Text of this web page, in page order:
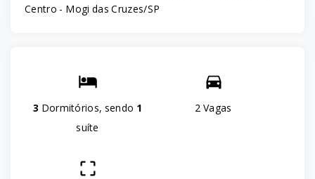
Centro - Mogi das Cruzes/SP
3 Dormitórios, sendo 1
suíte
2 Vagas